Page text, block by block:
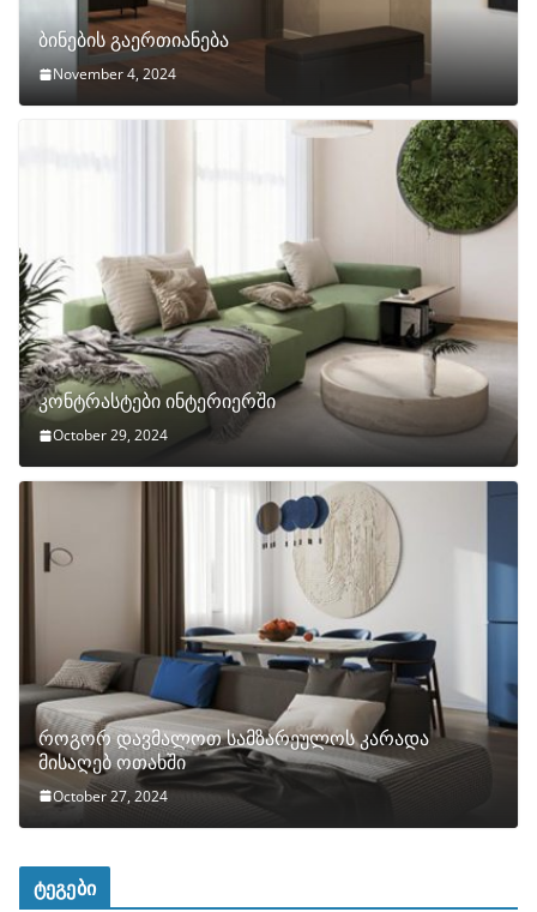
ბინების გაერთიანება
November 4, 2024
კონტრასტები ინტერიერში
October 29, 2024
როგორ დავმალოთ სამზარეულოს კარადა
მისაღებ ოთახში
October 27, 2024
ტეგები